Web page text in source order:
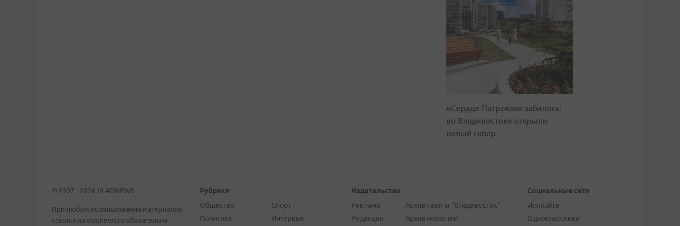
«Сердце Патрокла» забилось:
во Владивостоке открыли
новый сквер
© 1997 - 2026 VLADNEWS
При любом использовании материалов
ссылка на vladnews.ru обязательна.
Рубрики
Общество
Политика
Спорт
Интервью
Издательство
Реклама
Редакция
Архив газеты "Владивосток"
Архив новостей
Социальные сети
vkontakte
Одноклассники